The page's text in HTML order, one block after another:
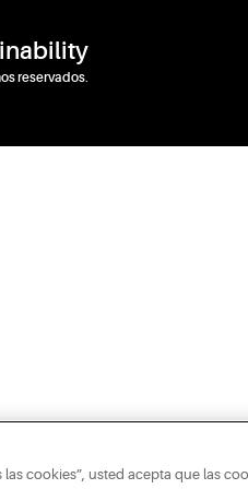
reservados.
las cookies”, usted acepta que las